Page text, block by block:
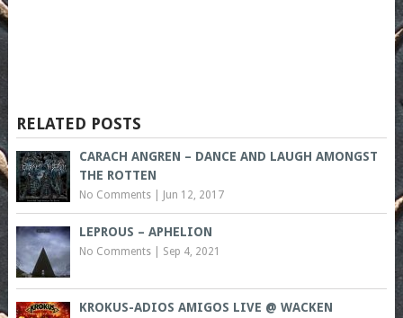
RELATED POSTS
CARACH ANGREN – DANCE AND LAUGH AMONGST
THE ROTTEN
No Comments| Jun 12, 2017
LEPROUS – APHELION
No Comments| Sep 4, 2021
KROKUS-ADIOS AMIGOS LIVE @ WACKEN